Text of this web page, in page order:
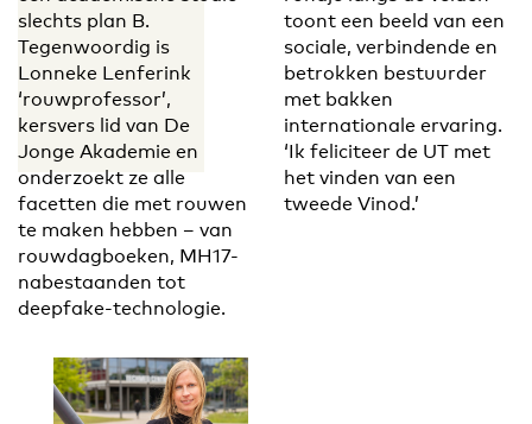
slechts plan B.
Tegenwoordig is
Lonneke Lenferink
‘rouwprofessor’,
kersvers lid van De
Jonge Akademie en
onderzoekt ze alle
facetten die met rouwen
te maken hebben – van
rouwdagboeken, MH17-
nabestaanden tot
deepfake-technologie.
toont een beeld van een
sociale, verbindende en
betrokken bestuurder
met bakken
internationale ervaring.
‘Ik feliciteer de UT met
het vinden van een
tweede Vinod.’